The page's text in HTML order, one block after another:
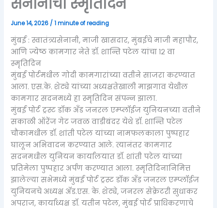
June 14, 2026 /1 minute of reading
मुंबई : स्वातंत्र्यसेनानी, माजी खासदार, मुंबईचे माजी महापौर,
आणि ज्येष्ठ कामगार नेते डॉ. शान्ति पटेल यांचा १२ वा
स्मृतिदिन
मुंबई पोर्टमधील गोदी कामगारांच्या वतीने साजरा करण्यात
आला. एस.के. शेट्ये यांच्या अध्यक्षतेखाली माझगाव येथील
कामगार सदनमध्ये हा स्मृतिदिन संपन्न झाला.
मुंबई पोर्ट ट्रस्ट डॉक अँड जनरल एम्प्लॉईज युनियनच्या वतीने
सकाळी ऑरेंज गेट जवळ वाडीबंदर येथे डॉ. शान्ति पटेल
चौकामधील डॉ. शांती पटेल यांच्या नामफलकाला पुष्पहार
घालून अभिवादन करण्यात आले. त्यानंतर कामगार
सदनमधील युनियन कार्यालयात डॉ. शांती पटेल यांच्या
प्रतिमेला पुष्पहार अर्पण करण्यात आला. स्मृतिदिनानिमित्त
झालेल्या सभेमध्ये मुंबई पोर्ट ट्रस्ट डॉक अँड जनरल एम्प्लॉईज
युनियनचे अध्यक्ष ॲड.एस. के. शेट्ये, जनरल सेक्रेटरी सुधाकर
अपराज, कार्याध्यक्ष डॉ. यतीन पटेल, मुंबई पोर्ट प्राधिकरणाचे